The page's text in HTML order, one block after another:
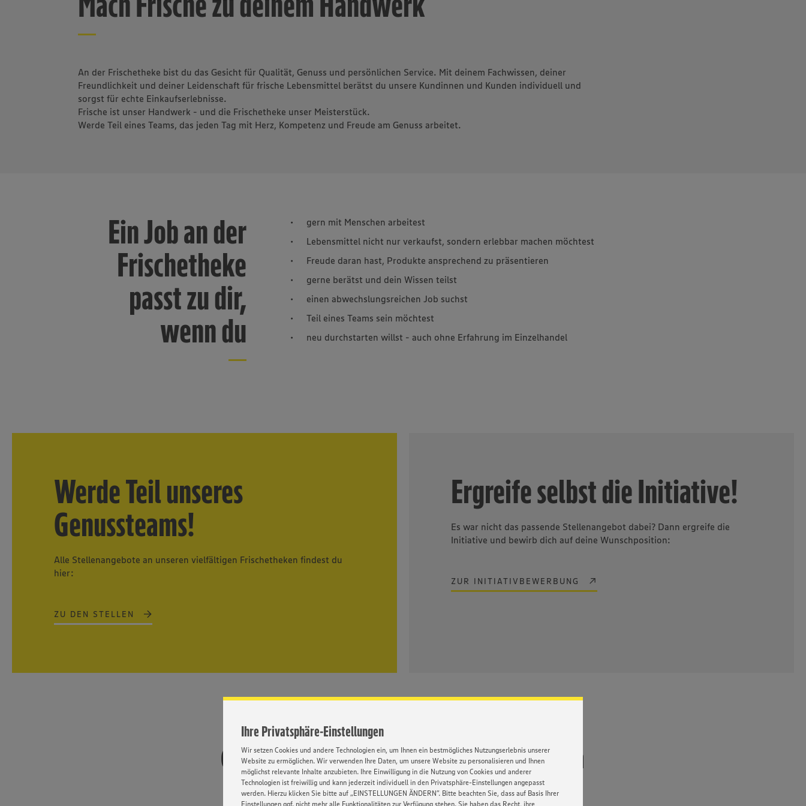
Ihre Privatsphäre-Einstellungen
Wir setzen Cookies und andere Technologien ein, um Ihnen ein bestmögliches Nutzungserlebnis unserer
Website zu ermöglichen. Wir verwenden Ihre Daten, um unsere Website zu personalisieren und Ihnen
möglichst relevante Inhalte anzubieten. Ihre Einwilligung in die Nutzung von Cookies und anderer
Technologien ist freiwillig und kann jederzeit individuell in den Privatsphäre-Einstellungen angepasst
werden. Hierzu klicken Sie bitte auf „EINSTELLUNGEN ÄNDERN”. Bitte beachten Sie, dass auf Basis Ihrer
Einstellungen ggf. nicht mehr alle Funktionalitäten zur Verfügung stehen. Sie haben das Recht, ihre
An der Frischetheke bist du das Gesicht für Qualität, Genuss und persönlichen Service. Mit deinem Fachwissen, deiner
Freundlichkeit und deiner Leidenschaft für frische Lebensmittel berätst du unsere Kundinnen und Kunden individuell und
sorgst für echte Einkaufserlebnisse.
Frische ist unser Handwerk - und die Frischetheke unser Meisterstück.
Werde Teil eines Teams, das jeden Tag mit Herz, Kompetenz und Freude am Genuss arbeitet.
Ein Job an der
Frischetheke
passt zu dir,
wenn du
gern mit Menschen arbeitest
Lebensmittel nicht nur verkaufst, sondern erlebbar machen möchtest
Freude daran hast, Produkte ansprechend zu präsentieren
gerne berätst und dein Wissen teilst
einen abwechslungsreichen Job suchst
Teil eines Teams sein möchtest
neu durchstarten willst - auch ohne Erfahrung im Einzelhandel
Werde Teil unseres
Genussteams!
Alle Stellenangebote an unseren vielfältigen Frischetheken findest du
hier:
ZU DEN STELLEN
Ergreife selbst die Initiative!
Es war nicht das passende Stellenangebot dabei? Dann ergreife die
Initiative und bewirb dich auf deine Wunschposition:
ZUR INITIATIVBEWERBUNG
Gute Gründe, sich für EDEKA zu entscheiden